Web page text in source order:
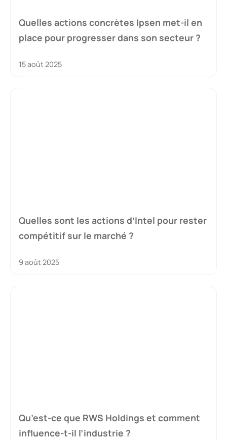
Quelles actions concrètes Ipsen met-il en
place pour progresser dans son secteur ?
15 août 2025
Quelles sont les actions d’Intel pour rester
compétitif sur le marché ?
9 août 2025
Qu’est-ce que RWS Holdings et comment
influence-t-il l’industrie ?